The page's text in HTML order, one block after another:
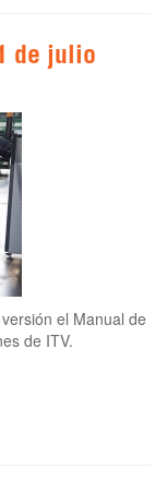
de julio
el Manual de
de ITV.